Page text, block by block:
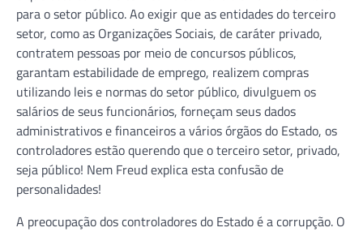
para o setor público. Ao exigir que as entidades do terceiro
setor, como as Organizações Sociais, de caráter privado,
contratem pessoas por meio de concursos públicos,
garantam estabilidade de emprego, realizem compras
utilizando leis e normas do setor público, divulguem os
salários de seus funcionários, forneçam seus dados
administrativos e financeiros a vários órgãos do Estado, os
controladores estão querendo que o terceiro setor, privado,
seja público! Nem Freud explica esta confusão de
personalidades!
A preocupação dos controladores do Estado é a corrupção. O